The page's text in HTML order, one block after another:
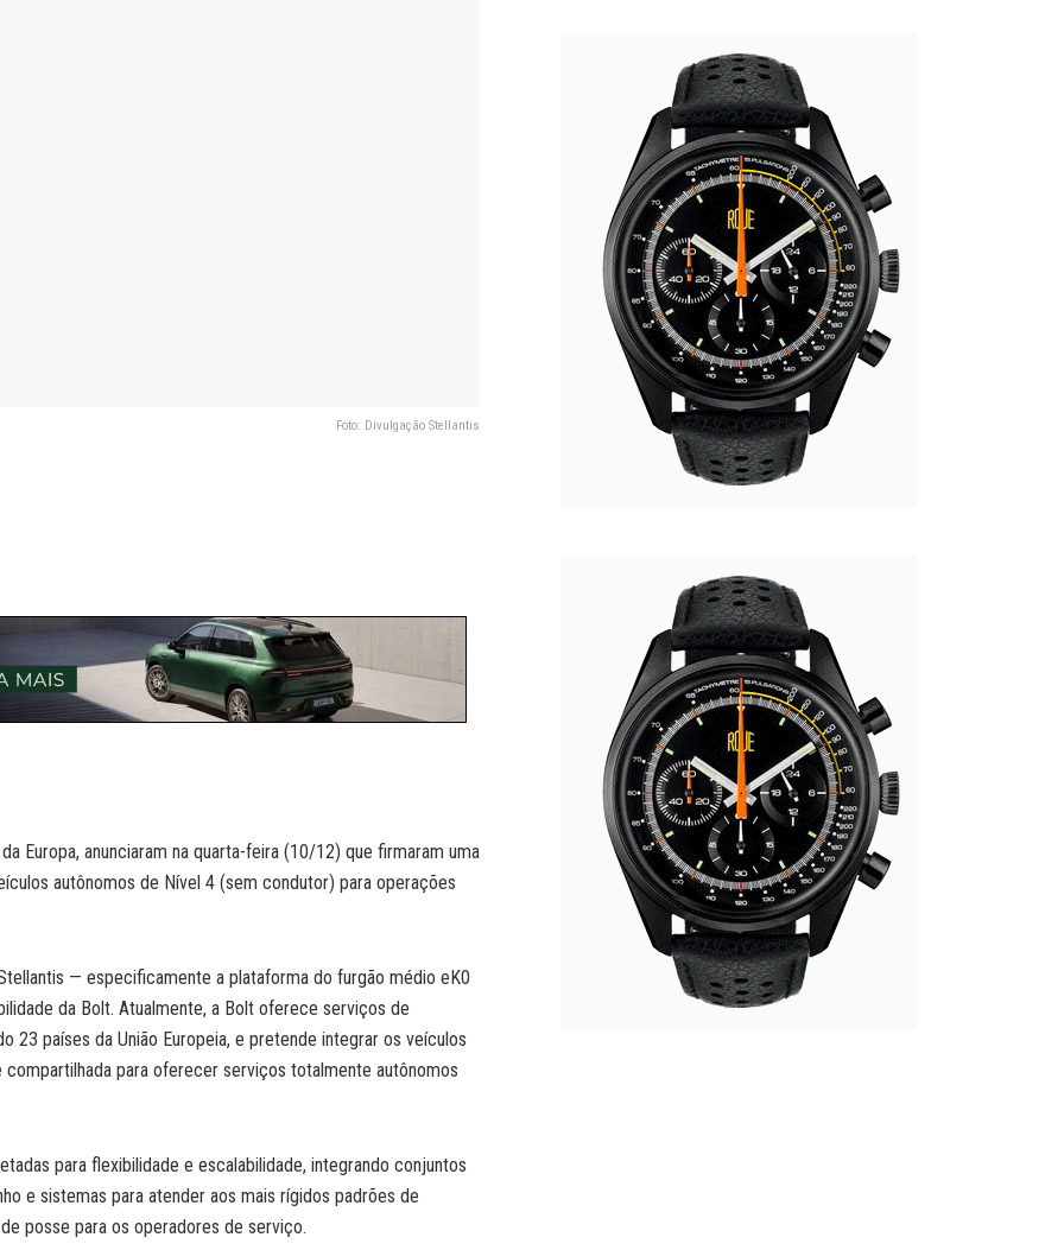
Foto: Divulgação Stellantis
Europa, anunciaram na quarta-feira (10/12) que firmaram uma
autônomos de Nível 4 (sem condutor) para operações
— especificamente a plataforma do furgão médio eK0
da Bolt. Atualmente, a Bolt oferece serviços de
23 países da União Europeia, e pretende integrar os veículos
para oferecer serviços totalmente autônomos
para flexibilidade e escalabilidade, integrando conjuntos
e sistemas para atender aos mais rígidos padrões de
posse para os operadores de serviço.